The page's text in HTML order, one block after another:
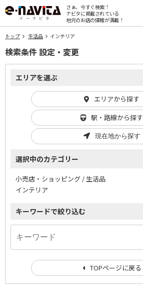
さぁ、今すぐ検索！
ナビタに掲載されている
地元のお店の情報が満載！
トップ 生活品 インテリア
検索条件 設定・変更
エリアを選ぶ
エリアから探す
駅・路線から探す
現在地から探す
選択中のカテゴリー
小売店・ショッピング / 生活品
インテリア
キーワードで絞り込む
TOPページに戻る